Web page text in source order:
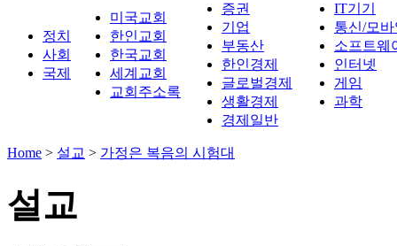
정치
사회
국제
미국교회
한인교회
한국교회
세계교회
교회주소록
증권
기업
부동산
한인경제
글로벌경제
생활경제
경제일반
IT기기
통신/모
소프트웨
인터넷
게임
과학
Home > 설교 > 가정은 복음의 시험대
설교